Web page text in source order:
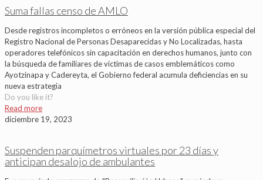
Suma fallas censo de AMLO
Desde registros incompletos o erróneos en la versión pública especial del
Registro Nacional de Personas Desaparecidas y No Localizadas, hasta
operadores telefónicos sin capacitación en derechos humanos, junto con
la búsqueda de familiares de víctimas de casos emblemáticos como
Ayotzinapa y Cadereyta, el Gobierno federal acumula deficiencias en su
nueva estrategia
Do you like it?
Read more
diciembre 19, 2023
Suspenden parquímetros virtuales por 23 días y
anticipan desalojo de ambulantes